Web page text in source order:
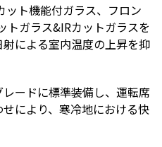
ット機能付ガラス、フロン
トガラス&IRカットガラスを
による室内温度の上昇を抑
ードに標準装備し、運転席
により、寒冷地における快